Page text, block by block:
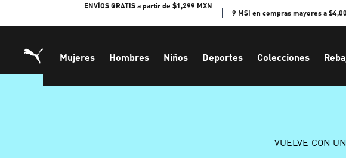
ENVÍOS GRATIS a partir de $1,299 MXN
9 MSI en compras mayores a
Mujeres Hombres Niños Deportes Colecciones
VUELVE CON